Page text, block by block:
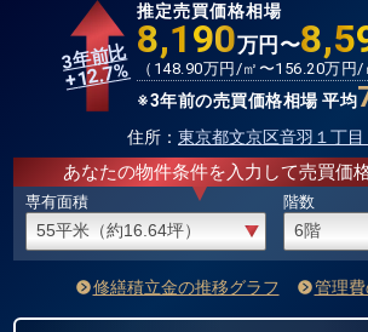
3年前比
+12.7%
推定売買価格相場
8,190万円〜
（ 148.90万円/㎡〜156.20万円/
※3年前の売買価格相場 平均
住所： 東京都文京区音羽１丁目
あなたの物件条件を入力して売買価
専有面積 階数
修繕積立金の推移グラフ 管理